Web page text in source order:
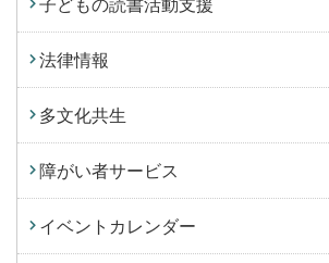
子どもの読書活動支援
法律情報
多文化共生
障がい者サービス
イベントカレンダー